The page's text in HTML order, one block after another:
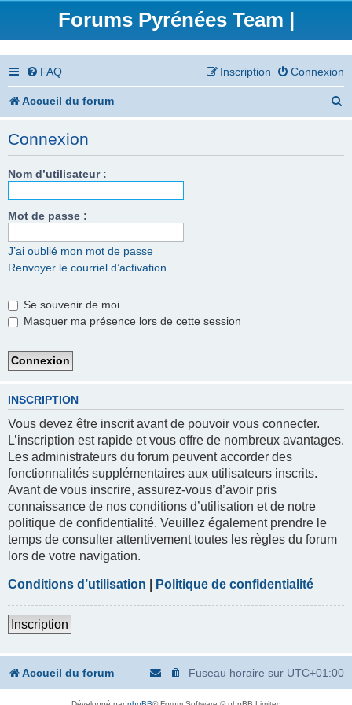
Forums Pyrénées Team |
FAQ Connexion
Inscription
Accueil du forum
Connexion
Nom d’utilisateur :
Mot de passe :
J’ai oublié mon mot de passe
Renvoyer le courriel d’activation
Se souvenir de moi
Masquer ma présence lors de cette session
INSCRIPTION
Vous devez être inscrit avant de pouvoir vous connecter.
L’inscription est rapide et vous offre de nombreux avantages.
Les administrateurs du forum peuvent accorder des
fonctionnalités supplémentaires aux utilisateurs inscrits.
Avant de vous inscrire, assurez-vous d’avoir pris
connaissance de nos conditions d’utilisation et de notre
politique de confidentialité. Veuillez également prendre le
temps de consulter attentivement toutes les règles du forum
lors de votre navigation.
Conditions d’utilisation Politique de confidentialité
Inscription
Accueil du forum Fuseau horaire sur UTC+01:00